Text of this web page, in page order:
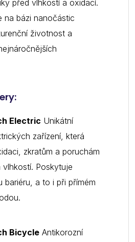
před vlhkostí a oxidací.
na bázi nanočástic
životnost a
Electric Unikátní
zařízení, která
zkratům a poruchám
vlhkostí. Poskytuje
bariéru, a to i při přímém
Bicycle Antikorozní